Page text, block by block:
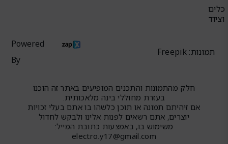
כלים
וציוד
תמונות: Freepik
Powered
By
חלק מהתמונות והתכנים המופיעים באתר זה הוכנו
בעזרת מחוללי בינה מלאכותית.
אם זיהיתם תמונה או תוכן כלשהו בו אתם בעלי זכויות
יוצרים, אתם רשאים לפנות אלינו ולבקש לחדול
משימוש בו, באמצעות כתובת המייל:
electro.y17@gmail.com